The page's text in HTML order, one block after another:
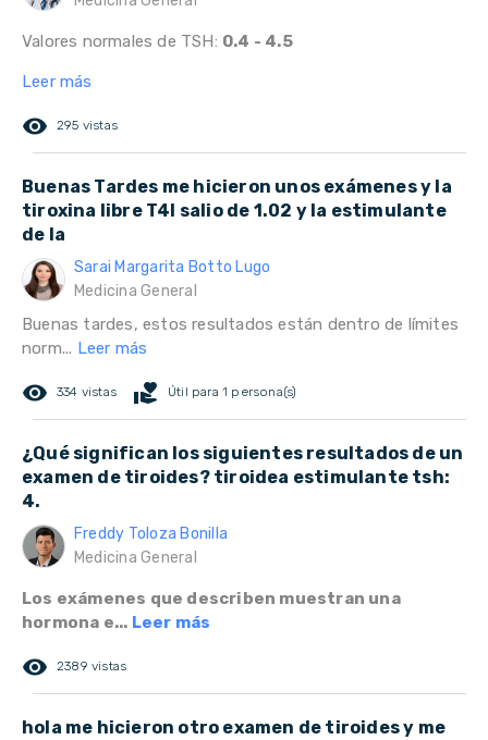
Valores normales de TSH: 0.4 - 4.5
Leer más
remove_red_eye 295 vistas
Buenas Tardes me hicieron unos exámenes y la
tiroxina libre T4l salio de 1.02 y la estimulante
de la
Sarai Margarita Botto Lugo
Medicina General
Buenas tardes, estos resultados están dentro de límites
norm... Leer más
remove_red_eye 334 vistas volunteer_activism Útil para 1 persona(s)
¿Qué significan los siguientes resultados de un
examen de tiroides? tiroidea estimulante tsh:
4.
Freddy Toloza Bonilla
Medicina General
Los exámenes que describen muestran una
hormona e... Leer más
remove_red_eye 2389 vistas
hola me hicieron otro examen de tiroides y me